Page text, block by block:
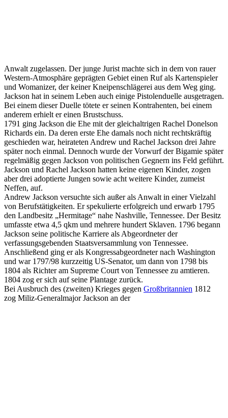
Anwalt zugelassen. Der junge Jurist machte sich in dem von rauer
Western-Atmosphäre geprägten Gebiet einen Ruf als Kartenspieler
und Womanizer, der keiner Kneipenschlägerei aus dem Weg ging.
Jackson hat in seinem Leben auch einige Pistolenduelle ausgetragen.
Bei einem dieser Duelle tötete er seinen Kontrahenten, bei einem
anderem erhielt er einen Brustschuss.
1791 ging Jackson die Ehe mit der gleichaltrigen Rachel Donelson
Richards ein. Da deren erste Ehe damals noch nicht rechtskräftig
geschieden war, heirateten Andrew und Rachel Jackson drei Jahre
später noch einmal. Dennoch wurde der Vorwurf der Bigamie später
regelmäßig gegen Jackson von politischen Gegnern ins Feld geführt.
Jackson und Rachel Jackson hatten keine eigenen Kinder, zogen
aber drei adoptierte Jungen sowie acht weitere Kinder, zumeist
Neffen, auf.
Andrew Jackson versuchte sich außer als Anwalt in einer Vielzahl
von Berufstätigkeiten. Er spekulierte erfolgreich und erwarb 1795
den Landbesitz „Hermitage“ nahe Nashville, Tennessee. Der Besitz
umfasste etwa 4,5 qkm und mehrere hundert Sklaven. 1796 begann
Jackson seine politische Karriere als Abgeordneter der
verfassungsgebenden Staatsversammlung von Tennessee.
Anschließend ging er als Kongressabgeordneter nach Washington
und war 1797/98 kurzzeitig US-Senator, um dann von 1798 bis
1804 als Richter am Supreme Court von Tennessee zu amtieren.
1804 zog er sich auf seine Plantage zurück.
Bei Ausbruch des (zweiten) Krieges gegen Großbritannien 1812
zog Miliz-Generalmajor Jackson an der